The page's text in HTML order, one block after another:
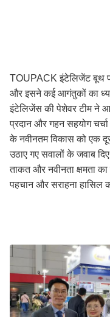
TOUPACK इंटेलिजेंट बूथ
और इसने कई आगंतुकों का
इंटेलिजेंस की पेशेवर टीम ने
प्रदान और गहन सहयोग
के नवीनतम विकास को एक
उठाए गए सवालों के जवाब
ताकत और नवीनता क्षमता
पहचान और सराहना हासिल